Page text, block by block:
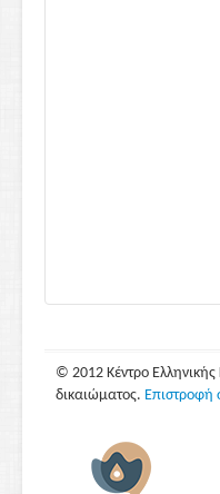
© 2012 Κέντρο
δικαιώματος. Επιστροφή